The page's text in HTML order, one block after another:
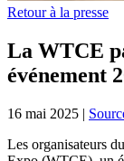
Retour à la presse
La WTCE
événement
16 mai 2025 |
Les organisateurs